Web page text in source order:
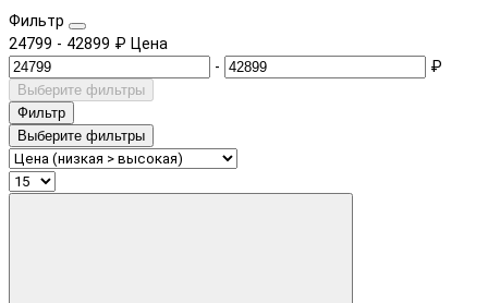
Фильтр
24799 - 42899 ₽ Цена
-
₽
Выберите фильтры
Фильтр
Выберите фильтры